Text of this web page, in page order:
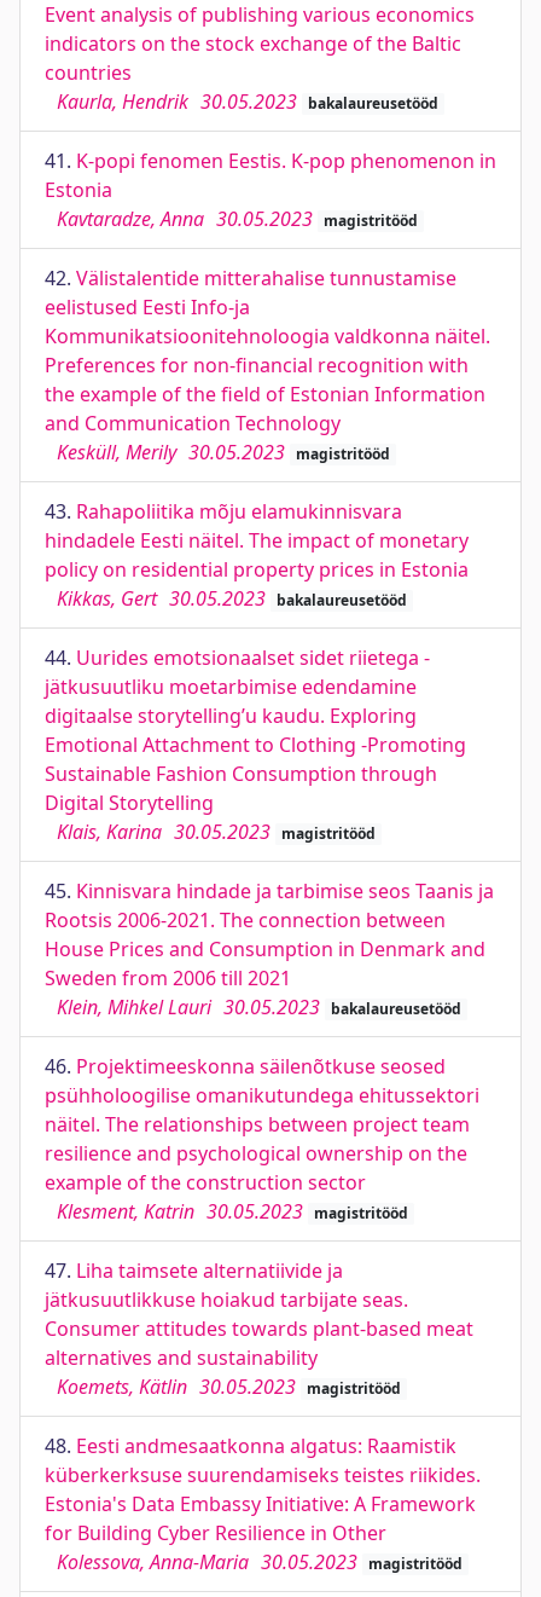
Event analysis of publishing various economics
indicators on the stock exchange of the Baltic
countries
Kaurla, Hendrik 30.05.2023 bakalaureusetööd
41. K-popi fenomen Eestis. K-pop phenomenon in
Estonia
Kavtaradze, Anna 30.05.2023 magistritööd
42. Välistalentide mitterahalise tunnustamise
eelistused Eesti Info-ja
Kommunikatsioonitehnoloogia valdkonna näitel.
Preferences for non-financial recognition with
the example of the field of Estonian Information
and Communication Technology
Kesküll, Merily 30.05.2023 magistritööd
43. Rahapoliitika mõju elamukinnisvara
hindadele Eesti näitel. The impact of monetary
policy on residential property prices in Estonia
Kikkas, Gert 30.05.2023 bakalaureusetööd
44. Uurides emotsionaalset sidet riietega -
jätkusuutliku moetarbimise edendamine
digitaalse storytelling’u kaudu. Exploring
Emotional Attachment to Clothing -Promoting
Sustainable Fashion Consumption through
Digital Storytelling
Klais, Karina 30.05.2023 magistritööd
45. Kinnisvara hindade ja tarbimise seos Taanis ja
Rootsis 2006-2021. The connection between
House Prices and Consumption in Denmark and
Sweden from 2006 till 2021
Klein, Mihkel Lauri 30.05.2023 bakalaureusetööd
46. Projektimeeskonna säilenõtkuse seosed
psühholoogilise omanikutundega ehitussektori
näitel. The relationships between project team
resilience and psychological ownership on the
example of the construction sector
Klesment, Katrin 30.05.2023 magistritööd
47. Liha taimsete alternatiivide ja
jätkusuutlikkuse hoiakud tarbijate seas.
Consumer attitudes towards plant-based meat
alternatives and sustainability
Koemets, Kätlin 30.05.2023 magistritööd
48. Eesti andmesaatkonna algatus: Raamistik
küberkerksuse suurendamiseks teistes riikides.
Estonia's Data Embassy Initiative: A Framework
for Building Cyber Resilience in Other
Kolessova, Anna-Maria 30.05.2023 magistritööd